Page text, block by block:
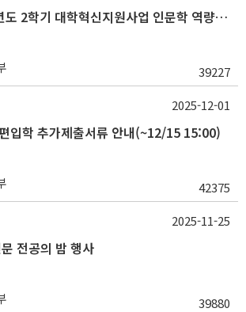
(~12/5) 2025학년도 2학기 대학혁신지원사업 인문학 역량강화 국제학술대회 참가 경비 지원 안내(2차)
39227
입학 추가제출서류 안내(~12/15 15:00)
42375
2025-12-01
전공의 밤 행사
39880
2025-11-25